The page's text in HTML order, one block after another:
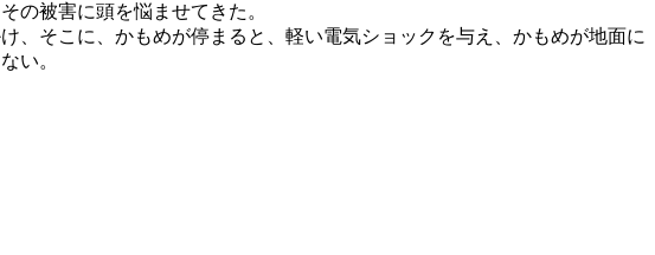
の被害に頭を悩ませてきた。
、そこに、かもめが停まると、軽い電気ショックを与え、かもめが地面に
い。